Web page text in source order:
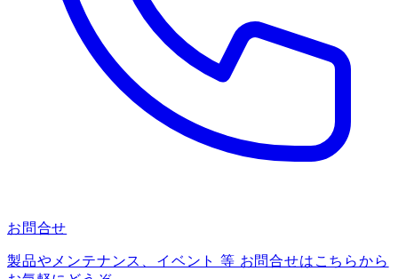
お問合せ
製品やメンテナンス、イベント 等 お問合せはこちらから